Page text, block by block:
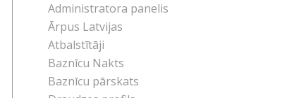
Administratora panelis
Ārpus Latvijas
Atbalstītāji
Baznīcu Nakts
Baznīcu pārskats